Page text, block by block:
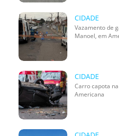
CIDADE
Vazamento de
Manoel, em
CIDADE
Carro capota
Americana